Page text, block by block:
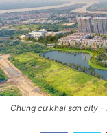
Chung cư khai sơn city -